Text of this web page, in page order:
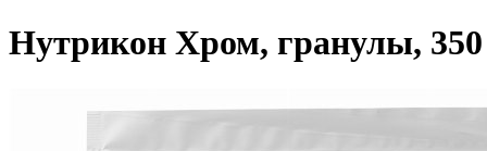
Нутрикон Хром, гранулы, 350